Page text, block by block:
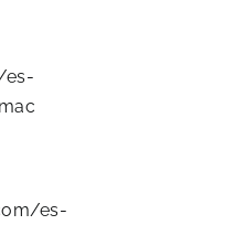
es-
es-